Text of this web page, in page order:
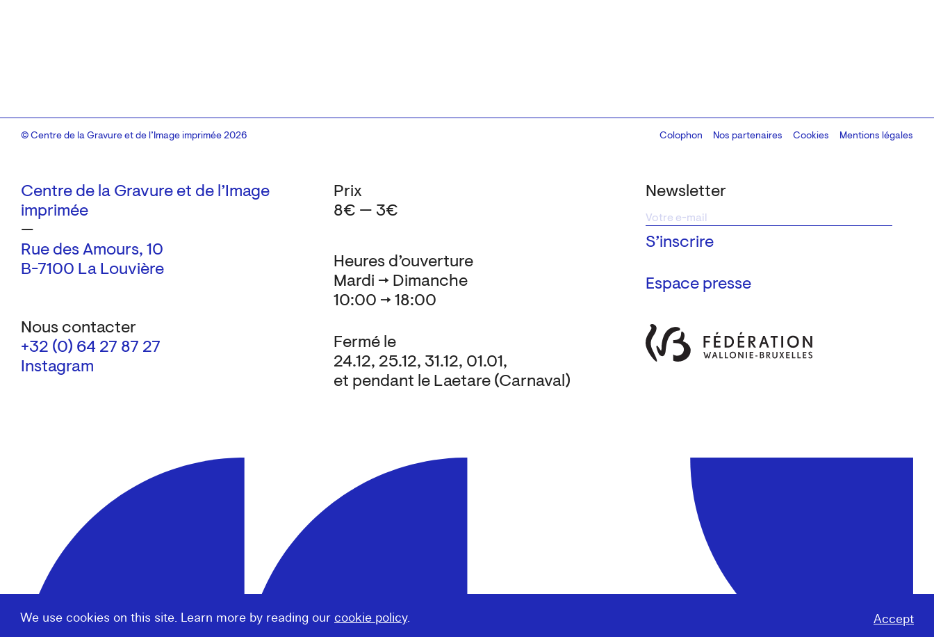
We use cookies on this site. Learn more by reading our cookie policy. Accept
Centre de la Gravure et de l’Image
imprimée
—
Rue des Amours, 10
B-7100 La Louvière
Nous contacter
+32 (0) 64 27 87 27
Instagram
Newsletter
Espace presse
Heures d’ouverture
Mardi → Dimanche
10:00 → 18:00
Fermé le
24.12, 25.12, 31.12, 01.01,
et pendant le Laetare (Carnaval)
Prix
8€ — 3€
© Centre de la Gravure et de l’Image imprimée 2026 Colophon
Design:Marcel Kaczmarek, code:8080.studio
Nos partenaires Cookies Mentions légales